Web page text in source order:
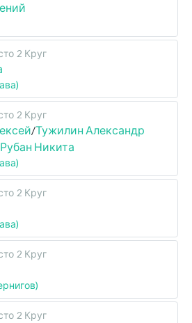
2 Круг
2 Круг
/Тужилин Александр
Рубан Никита
2 Круг
2 Круг
2 Круг